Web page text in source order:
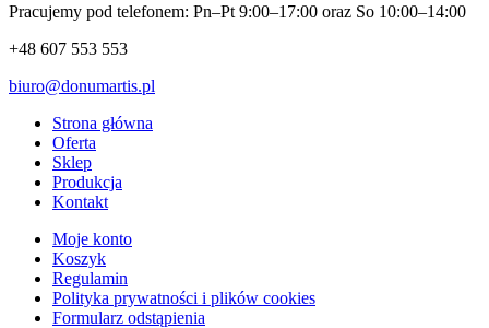
Pracujemy pod telefonem: Pn–Pt 9:00–17:00 oraz So 10:00–14:00
+48 607 553 553
biuro@donumartis.pl
Strona główna
Oferta
Sklep
Produkcja
Kontakt
Moje konto
Koszyk
Regulamin
Polityka prywatności i plików cookies
Formularz odstąpienia